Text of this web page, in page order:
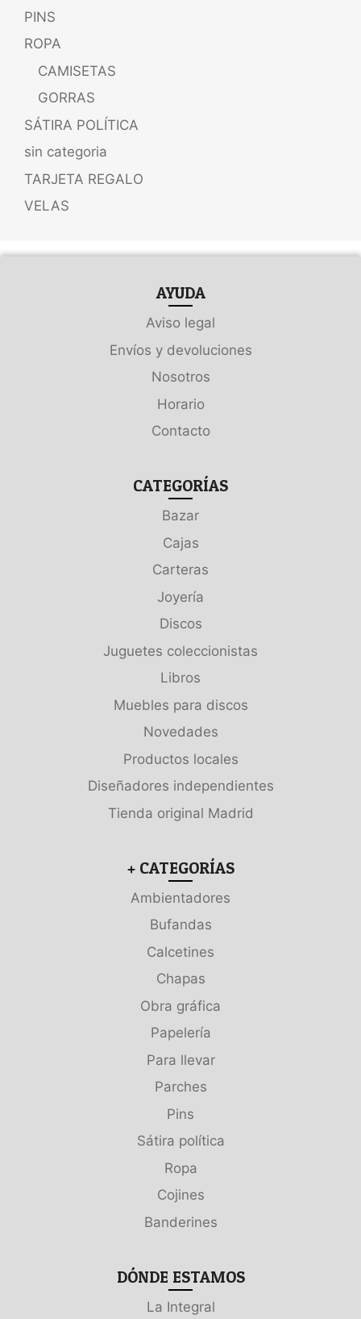
PINS
ROPA
CAMISETAS
GORRAS
SÁTIRA POLÍTICA
sin categoria
TARJETA REGALO
VELAS
AYUDA
Aviso legal
Envíos y devoluciones
Nosotros
Horario
Contacto
CATEGORÍAS
Bazar
Cajas
Carteras
Joyería
Discos
Juguetes coleccionistas
Libros
Muebles para discos
Novedades
Productos locales
Diseñadores independientes
Tienda original Madrid
+ CATEGORÍAS
Ambientadores
Bufandas
Calcetines
Chapas
Obra gráfica
Papelería
Para llevar
Parches
Pins
Sátira política
Ropa
Cojines
Banderines
DÓNDE ESTAMOS
La Integral